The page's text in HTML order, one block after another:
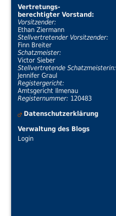
Vertretungs-
berechtigter Vorstand:
Vorsitzender:
Ethan Ziermann
Stellvertretender Vorsitzender:
Finn Breiter
Schatzmeister:
Victor Sieber
Stellvertretende Schatzmeisterin:
Jennifer Graul
Registergericht:
Amtsgericht Ilmenau
Registernummer: 120483
Datenschutzerklärung
Verwaltung des Blogs
Login